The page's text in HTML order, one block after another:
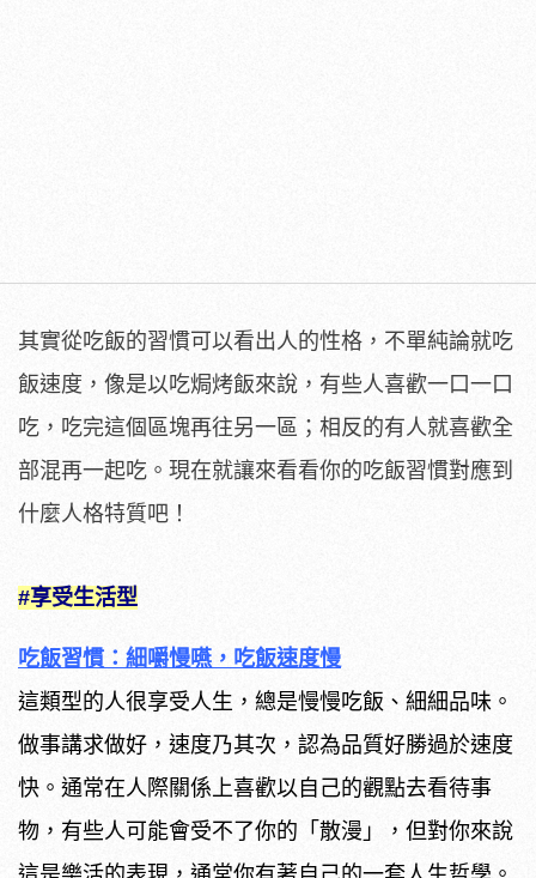
其實從吃飯的習慣可以看出人的性格，不單純論就吃
飯速度，像是以吃焗烤飯來說，有些人喜歡一口一口
吃，吃完這個區塊再往另一區；相反的有人就喜歡全
部混再一起吃。現在就讓來看看你的吃飯習慣對應到
什麼人格特質吧！
#享受生活型
吃飯習慣：細嚼慢嚥，吃飯速度慢
這類型的人很享受人生，總是慢慢吃飯、細細品味。
做事講求做好，速度乃其次，認為品質好勝過於速度
快。通常在人際關係上喜歡以自己的觀點去看待事
物，有些人可能會受不了你的「散漫」，但對你來說